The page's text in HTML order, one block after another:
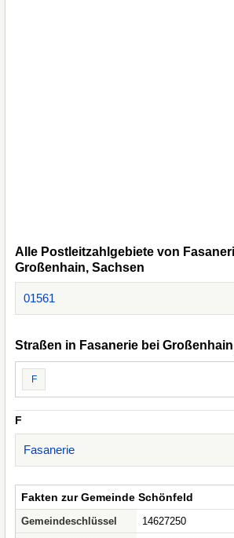
Alle Postleitzahlgebiete von
Großenhain, Sachsen
01561
Straßen in Fasanerie bei
F
F
Fasanerie
Fakten zur Gemeinde Schönfeld
Gemeindeschlüssel
14627250